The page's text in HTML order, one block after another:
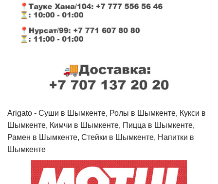
Arigato - Cуши в Шымкенте, Ролы в Шымкенте, Кукси в
Шымкенте, Кимчи в Шымкенте, Пицца в Шымкенте,
Рамен в Шымкенте, Стейки в Шымкенте, Напитки в
Шымкенте